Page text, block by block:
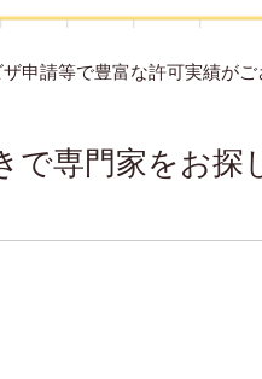
申請等で豊富な許可実績がご
で専門家をお探